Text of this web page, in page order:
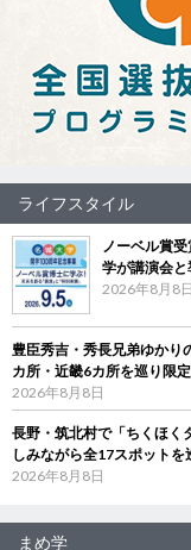
ライフスタイル
ノーベル賞
学が講演会
2026年8月8日
豊臣秀吉・秀長兄弟ゆか
カ所・近畿6カ所を巡り限
2026年8月8日
長野・筑北村で「ちくほく
しみながら全17スポットを
2026年8月8日
まめ学